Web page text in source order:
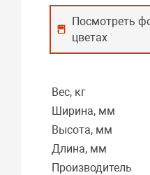
Посмотреть
цветах
Вес, кг
Ширина, мм
Высота, мм
Длина, мм
Производитель